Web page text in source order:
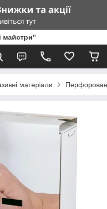
майстри"
матеріали